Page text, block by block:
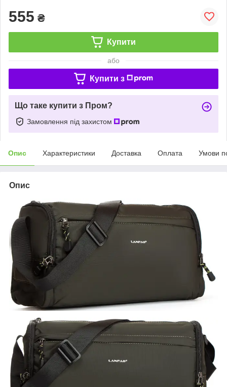
555 ₴
Купити
або
Купити з
Що таке купити з Пром?
Замовлення під захистом
Опис Характеристики Доставка Оплата Умови
Опис